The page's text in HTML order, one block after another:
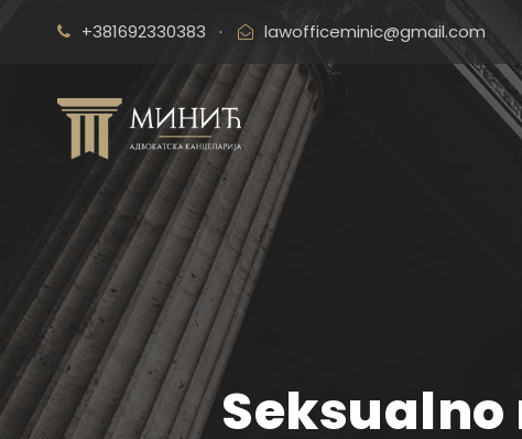
+381692330383 · lawofficeminic@gmail.com